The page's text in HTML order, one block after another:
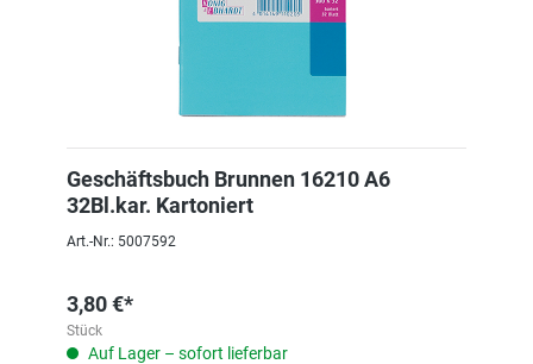
Geschäftsbuch Brunnen 16210 A6
32Bl.kar. Kartoniert
Art.-Nr.: 5007592
3,80 €*
Stück
Auf Lager – sofort lieferbar